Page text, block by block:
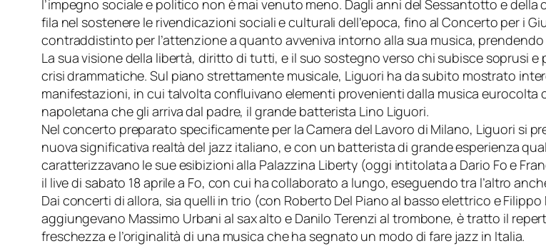
l’impegno sociale e politico non è mai venuto meno. Dagli anni del Sessantotto e
fila nel sostenere le rivendicazioni sociali e culturali dell’epoca, fino alConcerto per i
contraddistinto per l’attenzione a quanto avveniva intorno alla sua musica,
La sua visione della libertà, diritto di tutti, e il suo sostegno verso chi subisce soprusi
crisi drammatiche. Sul piano strettamente musicale, Liguori ha da subito mostrato
manifestazioni, in cui talvolta confluivano elementi provenienti dalla musica
napoletana che gli arriva dal padre, il grande batterista Lino Liguori.
Nel concerto preparato specificamente per la Camera del Lavoro di Milano, Liguori si
nuova significativa realtà del jazz italiano, e con un batterista di grande esperienza
caratterizzavano le sue esibizioni alla Palazzina Liberty (oggi intitolata a Dario Fo e
il live di sabato 18 aprile a Fo, con cui ha collaborato a lungo, eseguendo tra l’altro
Dai concerti di allora, sia quelli in trio (con Roberto Del Piano al basso elettrico e
aggiungevano Massimo Urbani al sax alto e Danilo Terenzi al trombone, è tratto il
freschezza e l’originalità di una musica che ha segnato un modo di fare jazz in Italia.